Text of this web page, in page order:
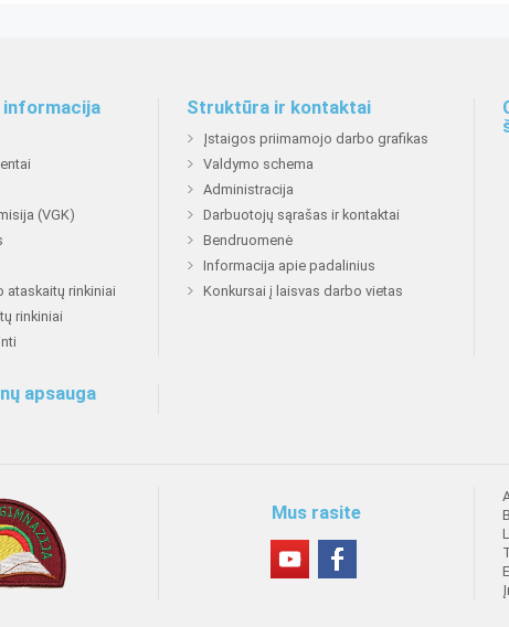
(VGK)
ataskaitų rinkiniai
rinkiniai
Struktūra ir kontaktai
Įstaigos priimamojo darbo grafikas
Valdymo schema
Administracija
Darbuotojų sąrašas ir kontaktai
Bendruomenė
Informacija apie padalinius
Konkursai į laisvas darbo vietas
apsauga
Mus rasite